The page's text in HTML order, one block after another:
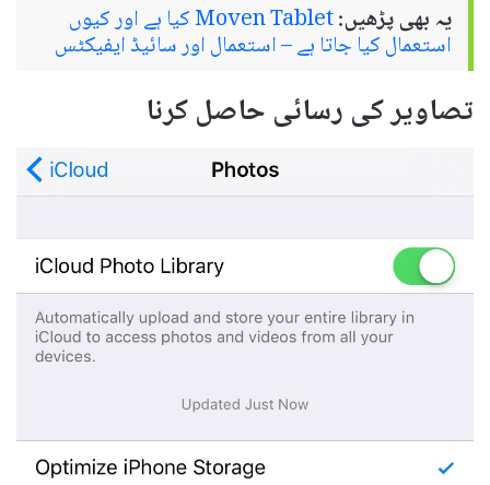
یہ بھی پڑھیں: Moven Tablet کیا ہے اور کیوں
استعمال کیا جاتا ہے – استعمال اور سائیڈ ایفیکٹس
تصاویر کی رسائی حاصل کرنا